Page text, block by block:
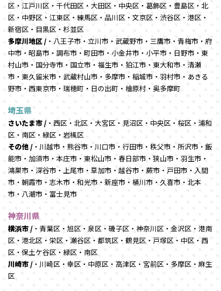
区・江戸川区・千代田区・大田区・中央区・葛飾区・豊島区・北
区・中野区・江東区・練馬区・品川区・文京区・渋谷区・港区・
新宿区・目黒区・杉並区
多摩川地区 / ・八王子市・立川市・武蔵野市・三鷹市・青梅市・府
中市・昭島市・調布市・町田市・小金井市・小平市・日野市・東
村山市・国分寺市・国立市・福生市・狛江市・東大和市・清瀬
市・東久留米市・武蔵村山市・多摩市・稲城市・羽村市・あきる
野市・西東京市・瑞穂町・日の出町・檜原村・奥多摩町
埼玉県
さいたま市 / ・西区・北区・大宮区・見沼区・中央区・桜区・浦和
区・南区・緑区・岩槻区
その他 / ・川越市・熊谷市・川口市・行田市・秩父市・所沢市・飯
能市・加須市・本庄市・東松山市・春日部市・狭山市・羽生市・
鴻巣市・深谷市・上尾市・草加市・越谷市・蕨市・戸田市・入間
市・朝霞市・志木市・和光市・新座市・桶川市・久喜市・北本
市・八潮市・富士見市
神奈川県
横浜市 / ・青葉区・旭区・泉区・磯子区・神奈川区・金沢区・港南
区・港北区・栄区・瀬谷区・都筑区・鶴見区・戸塚区・中区・西
区・保土ケ谷区・緑区・南区
川崎市 / ・川崎区・幸区・中原区・高津区・宮前区・多摩区・麻生
区